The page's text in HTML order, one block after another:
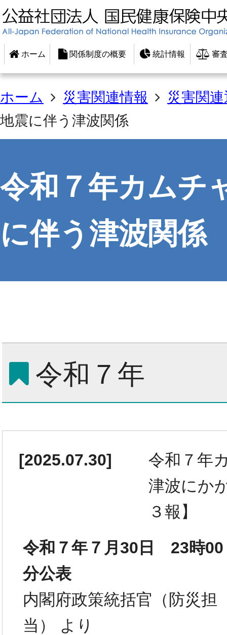
ホーム 関係制度の概要 統計情報 審
ホーム 災害関連情報
災害関
地震に伴う津波関係
令和７年カムチ
に伴う津波関係
令和７年
[2025.07.30]
令和７年
津波にか
３報】
令和７年７月30日 23時00
分公表
内閣府政策統括官（防災担
当） より